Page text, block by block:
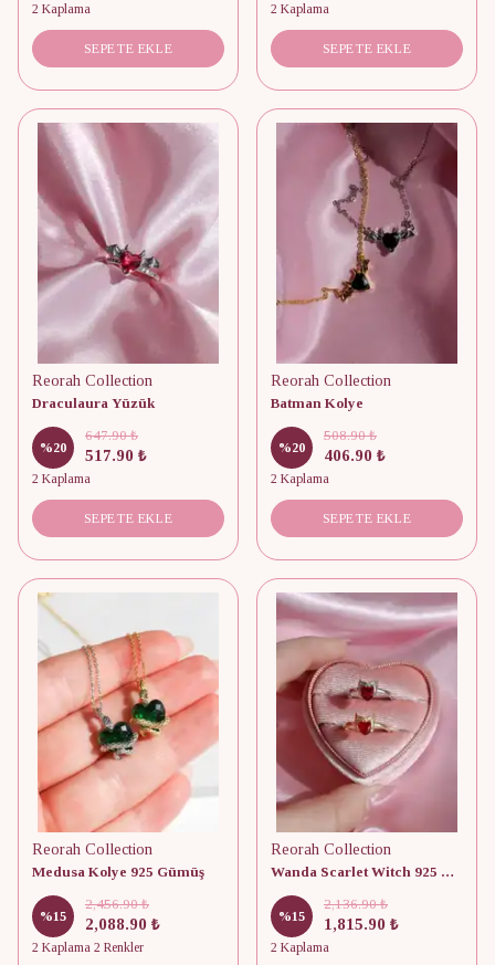
2 Kaplama
SEPETE EKLE
2 Kaplama
SEPETE EKLE
Reorah Collection
Draculaura Yüzük
%20
647.90 ₺
517.90 ₺
2 Kaplama
SEPETE EKLE
Reorah Collection
Batman Kolye
%20
508.90 ₺
406.90 ₺
2 Kaplama
SEPETE EKLE
Reorah Collection
Medusa Kolye 925 Gümüş
%15
2,456.90 ₺
2,088.90 ₺
2 Kaplama 2 Renkler
Reorah Collection
Wanda Scarlet Witch 925 Gümüş Yüzük
%15
2,136.90 ₺
1,815.90 ₺
2 Kaplama